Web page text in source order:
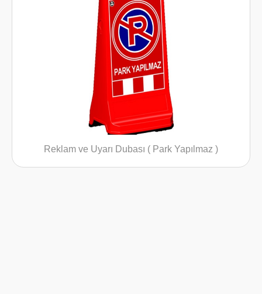
Reklam ve Uyarı Dubası ( Park Yapılmaz )